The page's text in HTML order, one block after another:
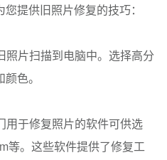
提供旧照片修复的技巧：
照片扫描到电脑中。选择高分
色。
用于修复照片的软件可供选
等。这些软件提供了修复工